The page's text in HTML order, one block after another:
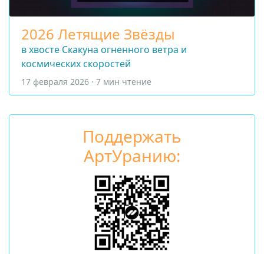
2026 Летящие Звёзды
в хвосте Скакуна огненного ветра и
космических скоростей
17 февраля 2026 · 7 мин чтение
Поддержать
АртУранию: